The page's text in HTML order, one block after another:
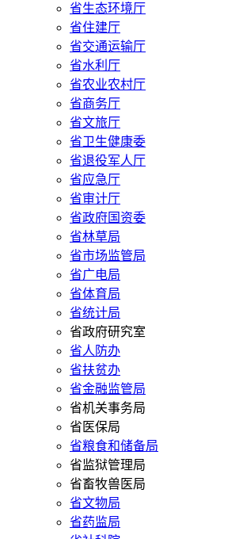
省生态环境厅
省住建厅
省交通运输厅
省水利厅
省农业农村厅
省商务厅
省文旅厅
省卫生健康委
省退役军人厅
省应急厅
省审计厅
省政府国资委
省林草局
省市场监管局
省广电局
省体育局
省统计局
省政府研究室
省人防办
省扶贫办
省金融监管局
省机关事务局
省医保局
省粮食和储备局
省监狱管理局
省畜牧兽医局
省文物局
省药监局